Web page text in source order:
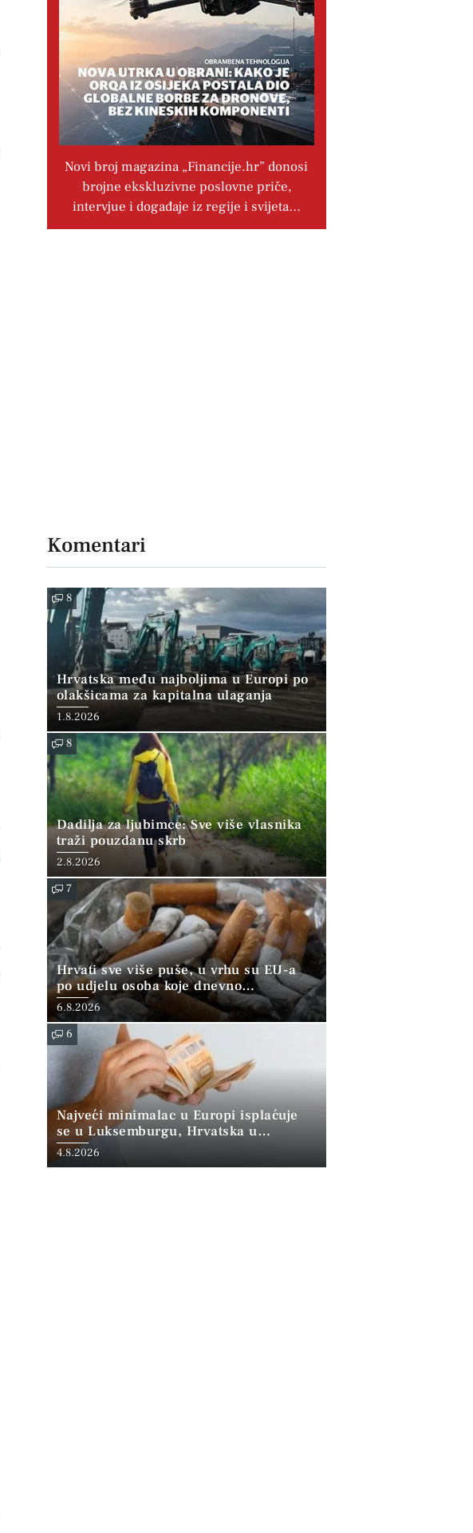
Novi broj magazina „Financije.hr” donosi
brojne ekskluzivne poslovne priče,
intervjue i događaje iz regije i svijeta…
Komentari
8
Hrvatska među najboljima u Europi po
olakšicama za kapitalna ulaganja
1.8.2026
8
Dadilja za ljubimce: Sve više vlasnika
traži pouzdanu skrb
2.8.2026
7
Hrvati sve više puše, u vrhu su EU-a
po udjelu osoba koje dnevno
konzumiraju duhan
6.8.2026
6
Najveći minimalac u Europi isplaćuje
se u Luksemburgu, Hrvatska u
“srednjoj skupini”
4.8.2026